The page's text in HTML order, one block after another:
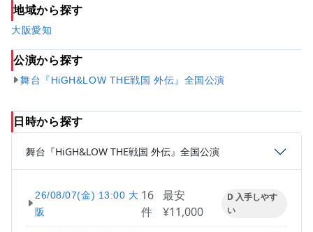
地域から探す
大阪愛知
公演から探す
舞台『HiGH&LOW THE戦国 外伝』全国公演
日時から探す
舞台『HiGH&LOW THE戦国 外伝』全国公演
26/08/07(金) 13:00 大
阪
16
件
最安
¥11,000
D 入手しやす
い